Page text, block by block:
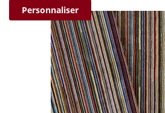
Personnaliser